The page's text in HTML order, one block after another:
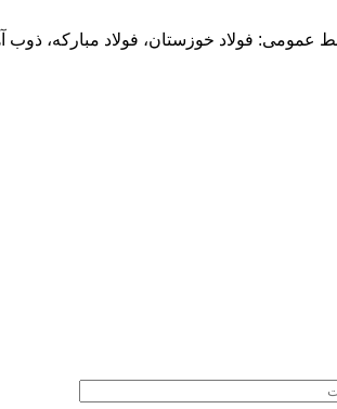
عمومی: فولاد خوزستان، فولاد مبارکه، ذوب